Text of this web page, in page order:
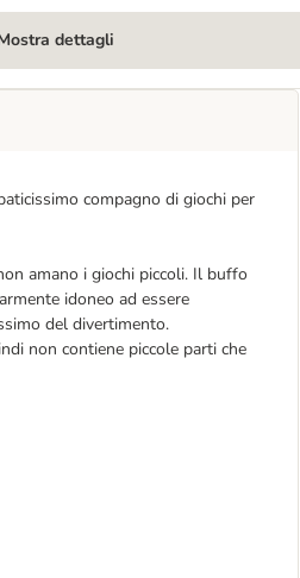
dettagli
compagno di giochi per
amano i giochi piccoli. Il buffo
idoneo ad essere
del divertimento.
non contiene piccole parti che